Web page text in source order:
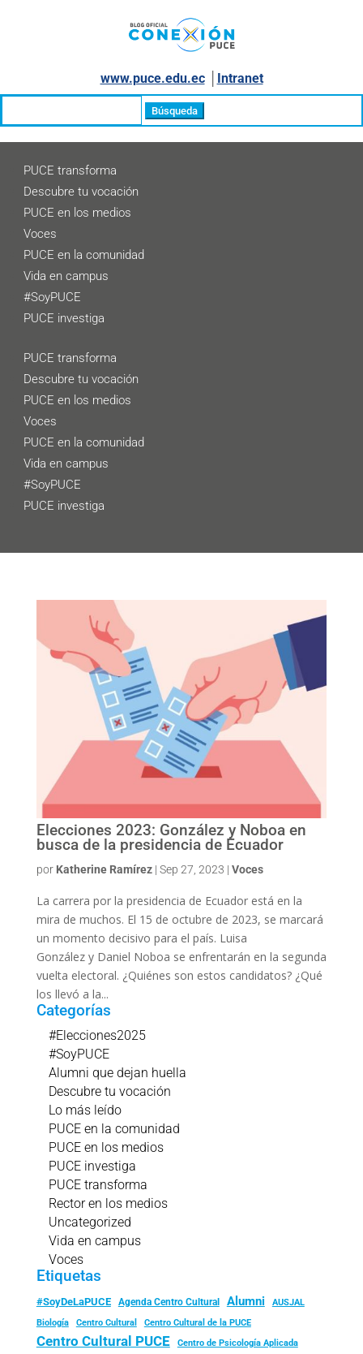
www.puce.edu.ec│ Intranet
PUCE transforma
Descubre tu vocación
PUCE en los medios
Voces
PUCE en la comunidad
Vida en campus
#SoyPUCE
PUCE investiga
PUCE transforma
Descubre tu vocación
PUCE en los medios
Voces
PUCE en la comunidad
Vida en campus
#SoyPUCE
PUCE investiga
Elecciones 2023: González y Noboa en
busca de la presidencia de Ecuador
por Katherine Ramírez| Sep 27, 2023 | Voces
La carrera por la presidencia de Ecuador está en la
mira de muchos. El 15 de octubre de 2023, se marcará
un momento decisivo para el país. Luisa
González y Daniel Noboa se enfrentarán en la segunda
vuelta electoral. ¿Quiénes son estos candidatos? ¿Qué
los llevó a la...
Categorías
#Elecciones2025
#SoyPUCE
Alumni que dejan huella
Descubre tu vocación
Lo más leído
PUCE en la comunidad
PUCE en los medios
PUCE investiga
PUCE transforma
Rector en los medios
Uncategorized
Vida en campus
Voces
Etiquetas
#SoyDeLaPUCE Agenda Centro Cultural Alumni
AUSJAL
Biología
Centro Cultural Centro Cultural de la PUCE
Centro Cultural PUCE Centro de Psicología Aplicada